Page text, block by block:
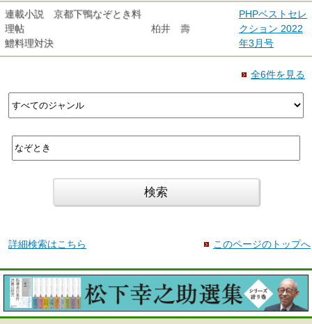
連載小説 京都下鴨なぞとき料
理帖
鱧料理対決
柏井 壽
PHPベストセレ
クション 2022
年3月号
全6件を見る
詳細検索はこちら このページのトップへ